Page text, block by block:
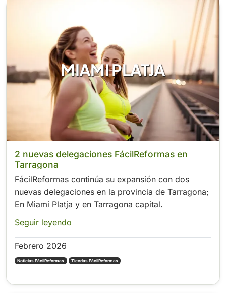
MIAMI PLATJA
2 nuevas delegaciones FácilReformas en
Tarragona
FácilReformas continúa su expansión con dos
nuevas delegaciones en la provincia de Tarragona;
En Miami Platja y en Tarragona capital.
Seguir leyendo
Febrero 2026
Noticias FácilReformas Tiendas FácilReformas